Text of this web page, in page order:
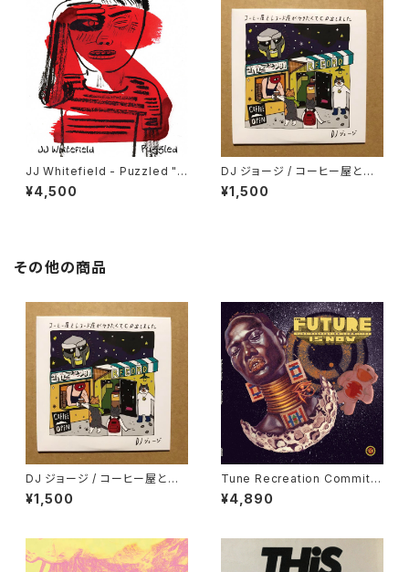
JJ Whitefield - Puzzled "L
P"
¥4,500
DJ ジョージ / コーヒー屋とレ
コード屋がやりたくてCD出しま
した
¥1,500
その他の商品
DJ ジョージ / コーヒー屋とレ
コード屋がやりたくてCD出しま
した
¥1,500
Tune Recreation Committe
e - The Future Is Now "LP"
¥4,890